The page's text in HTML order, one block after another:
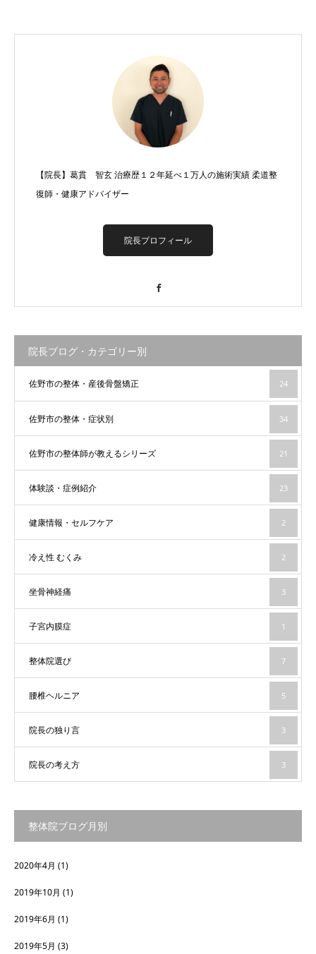
【院長】葛貫 智玄 治療歴１２年延べ１万人の施術実績 柔道整
復師・健康アドバイザー
院長プロフィール
院長ブログ・カテゴリー別
佐野市の整体・産後骨盤矯正 24
佐野市の整体・症状別 34
佐野市の整体師が教えるシリーズ 21
体験談・症例紹介 23
健康情報・セルフケア 2
冷え性 むくみ 2
坐骨神経痛 3
子宮内膜症 1
整体院選び 7
腰椎ヘルニア 5
院長の独り言 3
院長の考え方 3
整体院ブログ月別
2020年4月 (1)
2019年10月 (1)
2019年6月 (1)
2019年5月 (3)